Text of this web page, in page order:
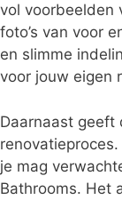
vol voorbeelden
foto’s van voor
en slimme
voor jouw eigen
Daarnaast geeft
je mag
Bathrooms. Het